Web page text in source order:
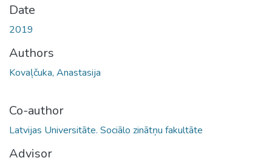
Date
2019
Authors
Kovaļčuka, Anastasija
Co-author
Latvijas Universitāte. Sociālo zinātņu fakultāte
Advisor